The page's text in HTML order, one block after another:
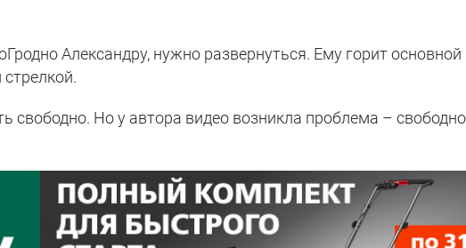
Александру, нужно развернуться. Ему горит основной
свободно. Но у автора видео возникла проблема – свободно